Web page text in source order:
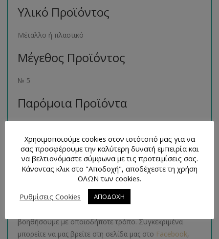
Υλικό Προϊόντος
Μέταλλο ή πλαστικό
Μέγεθος Προϊόντος
№ 5
Παρόμοια Προϊόντα
κατηγορίας στο ηλεκτρονικό μας κατάστημα
ακολουθώντας τον σύνδεσμοεδώ .
Τρόποι Επικοινωνίας και
βοηθήσουμε με οποιοδήποτε τρόπο. Συγκεκριμένα
μπορείτε να μας βρείτε στη σελίδα μας στο Facebook,
Χρησιμοποιούμε cookies στον ιστότοπό μας για να
σας προσφέρουμε την καλύτερη δυνατή εμπειρία και
να βελτιονόμαστε σύμφωνα με τις προτειμίσεις σας.
Κάνοντας κλικ στο "Αποδοχή", αποδέχεστε τη χρήση
ΟΛΩΝ των cookies.
Ρυθμίσεις Cookies
ΑΠΟΔΟΧΗ